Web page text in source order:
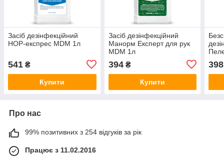
Засіб дезінфекційний
НОР-експрес MDM 1л
541 ₴
Купити
Засіб дезінфекційний
Манорм Експерт для рук
MDM 1л
394₴
Купити
398
Про нас
99% позитивних з 254 відгуків за рік
Працює з 11.02.2016